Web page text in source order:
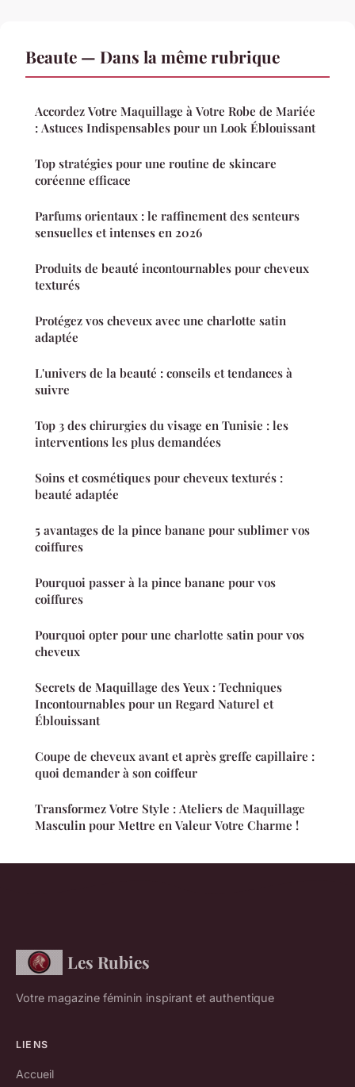
Beaute — Dans la même rubrique
Accordez Votre Maquillage à Votre Robe de Mariée
: Astuces Indispensables pour un Look Éblouissant
Top stratégies pour une routine de skincare
coréenne efficace
Parfums orientaux : le raffinement des senteurs
sensuelles et intenses en 2026
Produits de beauté incontournables pour cheveux
texturés
Protégez vos cheveux avec une charlotte satin
adaptée
L'univers de la beauté : conseils et tendances à
suivre
Top 3 des chirurgies du visage en Tunisie : les
interventions les plus demandées
Soins et cosmétiques pour cheveux texturés :
beauté adaptée
5 avantages de la pince banane pour sublimer vos
coiffures
Pourquoi passer à la pince banane pour vos
coiffures
Pourquoi opter pour une charlotte satin pour vos
cheveux
Secrets de Maquillage des Yeux : Techniques
Incontournables pour un Regard Naturel et
Éblouissant
Coupe de cheveux avant et après greffe capillaire :
quoi demander à son coiffeur
Transformez Votre Style : Ateliers de Maquillage
Masculin pour Mettre en Valeur Votre Charme !
Les Rubies
Votre magazine féminin inspirant et authentique
LIENS
Accueil